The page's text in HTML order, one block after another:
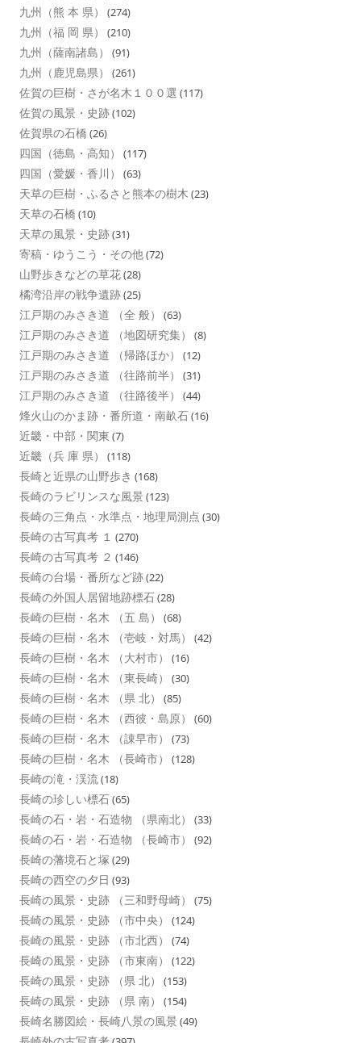
九州（熊 本 県） (274)
九州（福 岡 県） (210)
九州（薩南諸島） (91)
九州（鹿児島県） (261)
佐賀の巨樹・さが名木１００選 (117)
佐賀の風景・史跡(102)
佐賀県の石橋 (26)
四国（徳島・高知） (117)
四国（愛媛・香川） (63)
天草の巨樹・ふるさと熊本の樹木 (23)
天草の石橋 (10)
天草の風景・史跡(31)
寄稿・ゆうこう・その他(72)
山野歩きなどの草花(28)
橘湾沿岸の戦争遺跡(25)
江戸期のみさき道 （全 般） (63)
江戸期のみさき道 （地図研究集） (8)
江戸期のみさき道 （帰路ほか） (12)
江戸期のみさき道 （往路前半） (31)
江戸期のみさき道 （往路後半） (44)
烽火山のかま跡・番所道・南畝石(16)
近畿・中部・関東 (7)
近畿（兵 庫 県） (118)
長崎と近県の山野歩き (168)
長崎のラビリンスな風景 (123)
長崎の三角点・水準点・地理局測点 (30)
長崎の古写真考 １ (270)
長崎の古写真考 ２ (146)
長崎の台場・番所など跡(22)
長崎の外国人居留地跡標石(28)
長崎の巨樹・名木 （五 島） (68)
長崎の巨樹・名木 （壱岐・対馬） (42)
長崎の巨樹・名木 （大村市） (16)
長崎の巨樹・名木 （東長崎） (30)
長崎の巨樹・名木 （県 北） (85)
長崎の巨樹・名木 （西彼・島原） (60)
長崎の巨樹・名木 （諌早市） (73)
長崎の巨樹・名木 （長崎市） (128)
長崎の滝・渓流(18)
長崎の珍しい標石(65)
長崎の石・岩・石造物 （県南北） (33)
長崎の石・岩・石造物 （長崎市） (92)
長崎の藩境石と塚 (29)
長崎の西空の夕日 (93)
長崎の風景・史跡 （三和野母崎） (75)
長崎の風景・史跡 （市中央） (124)
長崎の風景・史跡 （市北西） (74)
長崎の風景・史跡 （市東南） (122)
長崎の風景・史跡 （県 北） (153)
長崎の風景・史跡 （県 南） (154)
長崎名勝図絵・長崎八景の風景 (49)